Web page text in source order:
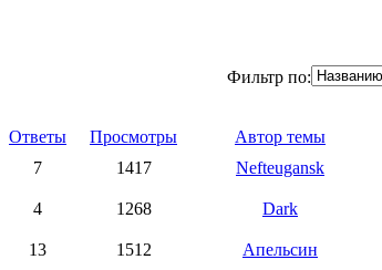
Фильтр по:
Ответы Просмотры Автор темы
7 1417 Nefteugansk
4 1268 Dark
13 1512 Апельсин